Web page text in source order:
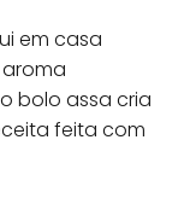
em casa
bolo assa cria
feita com